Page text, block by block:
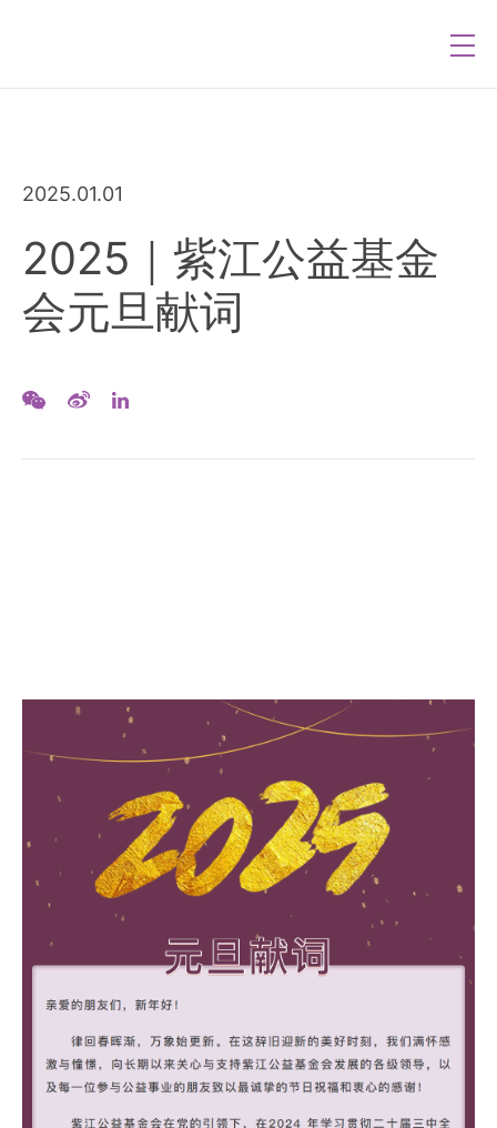
2025.01.01
2025｜紫江公益基金
会元旦献词